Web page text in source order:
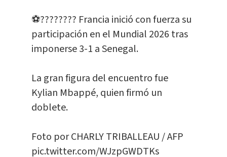
⚽???????? Francia inició con fuerza su
participación en el Mundial 2026 tras
imponerse 3-1 a Senegal.
La gran figura del encuentro fue
Kylian Mbappé, quien firmó un
doblete.
Foto por CHARLY TRIBALLEAU / AFP
pic.twitter.com/WJzpGWDTKs